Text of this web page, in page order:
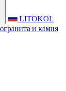
LITOKOL
и камня